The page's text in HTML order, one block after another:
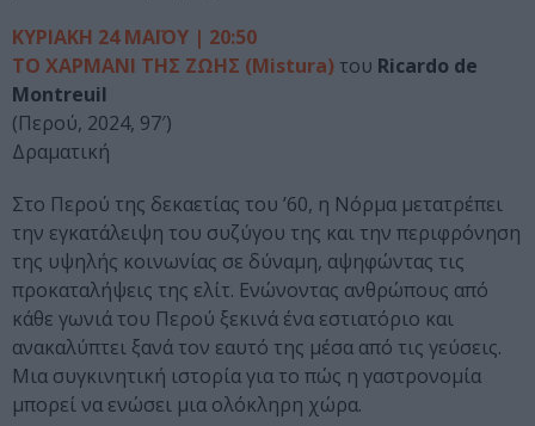
ΚΥΡΙΑΚΗ 24 ΜΑΪΟΥ | 20:50
ΤΟ ΧΑΡΜΑΝΙ ΤΗΣ ΖΩΗΣ (Mistura) του Ricardo de
Montreuil
(Περού, 2024, 97′)
Δραματική
Στο Περού της δεκαετίας του ’60, η Νόρμα μετατρέπει
την εγκατάλειψη του συζύγου της και την περιφρόνηση
της υψηλής κοινωνίας σε δύναμη, αψηφώντας τις
προκαταλήψεις της ελίτ. Ενώνοντας ανθρώπους από
κάθε γωνιά του Περού ξεκινά ένα εστιατόριο και
ανακαλύπτει ξανά τον εαυτό της μέσα από τις γεύσεις.
Μια συγκινητική ιστορία για το πώς η γαστρονομία
μπορεί να ενώσει μια ολόκληρη χώρα.